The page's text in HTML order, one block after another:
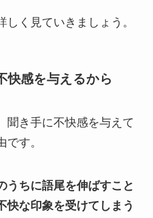
く見ていきましょう。
快感を与えるから
聞き手に不快感を与えて
です。
うちに語尾を伸ばすこと
快な印象を受けてしまう